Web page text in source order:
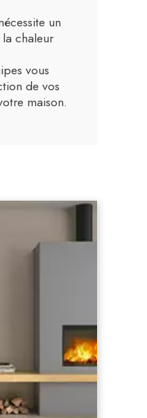
un
chaleur
vous
de vos
maison.